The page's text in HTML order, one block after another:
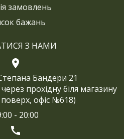
замовлень
бажань
З НАМИ
Бандери 21
прохідну біля магазину
офіс №618)
- 20:00